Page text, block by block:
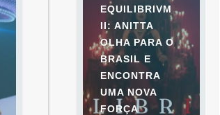
EQUILIBRIVM
II: ANITTA
OLHA PARA O
BRASIL E
ENCONTRA
UMA NOVA
FORÇA